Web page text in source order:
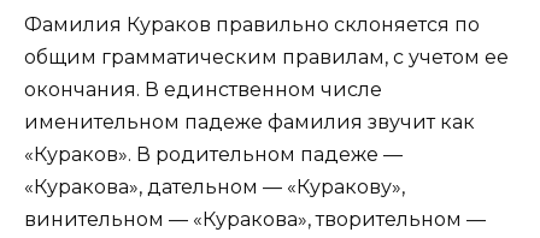
Фамилия Кураков правильно склоняется по
общим грамматическим правилам, с учетом ее
окончания. В единственном числе
именительном падеже фамилия звучит как
«Кураков». В родительном падеже —
«Куракова», дательном — «Куракову»,
винительном — «Куракова», творительном —